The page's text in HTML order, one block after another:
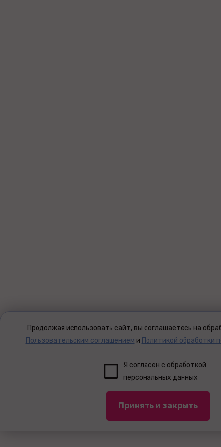
Продолжая использовать сайт, вы соглашаетесь на
Пользовательским соглашением и Политикой обработки
Я согласен с обработкой
персональных данных
Принять и закрыть